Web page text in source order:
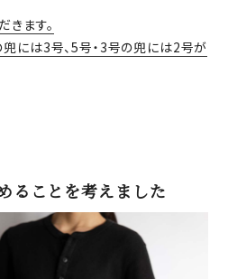
きます。
には3号、5号・3号の兜には2号が
ることを考えました